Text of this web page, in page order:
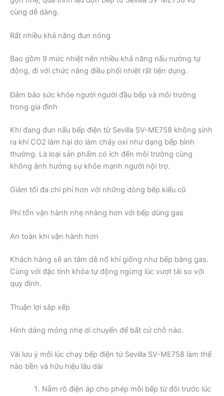
cùng dễ dàng.
Rất nhiều khả năng đun nóng
Bao gồm 9 mức nhiệt nên nhiều khả năng nấu nướng tự
động, đi với chức năng điều phối nhiệt rất tiện dụng.
Đảm bảo sức khỏe người người đầu bếp và môi trường
trong gia đình
Khi đang đun nấu bếp điện từ Sevilla SV-ME758 không sinh
ra khí CO2 làm hại do làm cháy oxi như dạng bếp bình
thường. Là loại sản phẩm có ích đến môi trường cùng
không ảnh hưởng sự khỏe mạnh người nội trợ.
Giảm tối đa chi phí hơn với những dòng bếp kiểu cũ
Phí tổn vận hành nhẹ nhàng hơn với bếp dùng gas
An toàn khi vận hành hơn
Khách hàng sẽ an tâm dễ nổ khí giống như bếp bằng gas.
Cùng với đặc tính khóa tự động ngừng lúc vượt tải so với
quy định.
Thuận lợi sắp xếp
Hình dáng mỏng nhẹ di chuyển để bất cứ chỗ nào.
Vài lưu ý mỗi lúc chạy bếp điện từ Sevilla SV-ME758 làm thế
nào bền và hữu hiệu lâu dài
Nẵm rõ điện áp cho phép mỗi bếp từ đôi trước lúc